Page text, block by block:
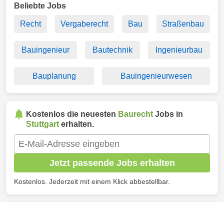
Beliebte Jobs
Recht Vergaberecht Bau Straßenbau
Bauingenieur Bautechnik Ingenieurbau
Bauplanung Bauingenieurwesen
Kostenlos die neuesten Baurecht Jobs in
Stuttgart erhalten.
Jetzt passende Jobs erhalten
Kostenlos. Jederzeit mit einem Klick abbestellbar.